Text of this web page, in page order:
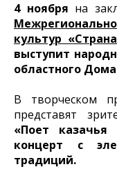
4 ноября на
культур
выступит
областного
В творческом
представят
«Поет казачья
концерт с
традиций.